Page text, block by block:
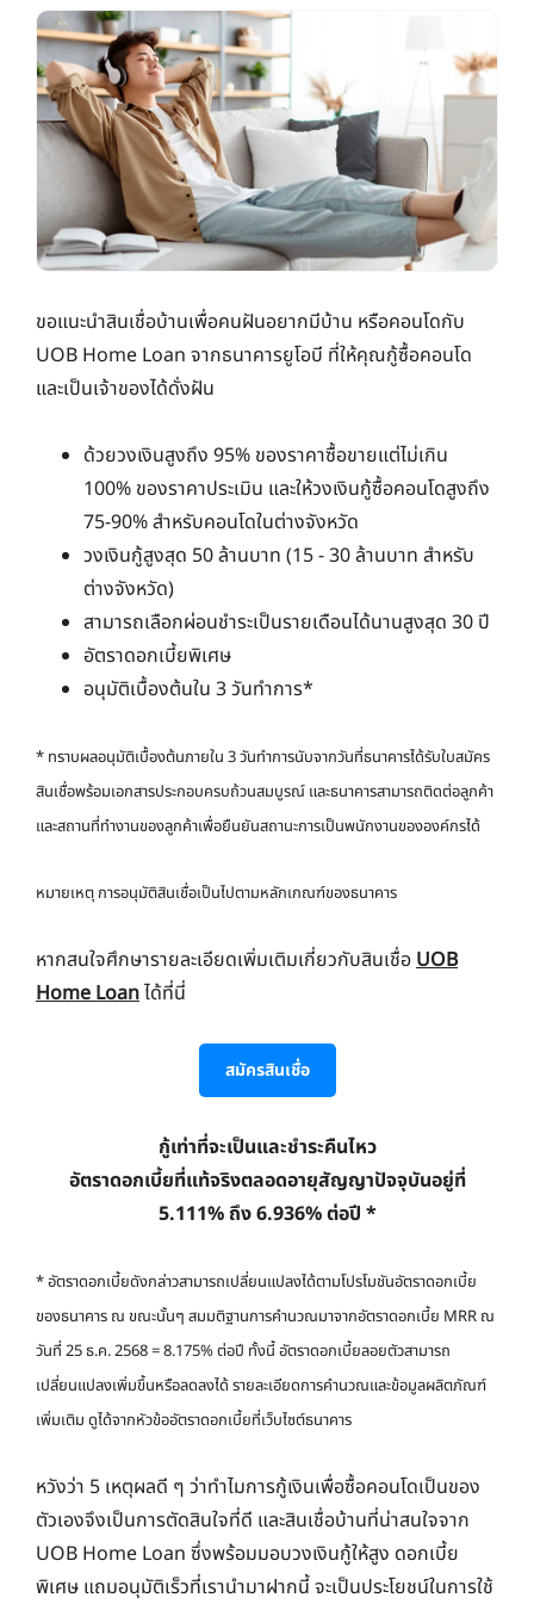
ขอแนะนำสินเชื่อบ้านเพื่อคนฝันอยากมีบ้าน หรือคอนโดกับ
UOB Home Loan จากธนาคารยูโอบี ที่ให้คุณกู้ซื้อคอนโด
และเป็นเจ้าของได้ดั่งฝัน
ด้วยวงเงินสูงถึง 95% ของราคาซื้อขายแต่ไม่เกิน
100% ของราคาประเมิน และให้วงเงินกู้ซื้อคอนโดสูงถึง
75-90% สำหรับคอนโดในต่างจังหวัด
วงเงินกู้สูงสุด 50 ล้านบาท (15 - 30 ล้านบาท สำหรับ
ต่างจังหวัด)
สามารถเลือกผ่อนชำระเป็นรายเดือนได้นานสูงสุด 30 ปี
อัตราดอกเบี้ยพิเศษ
อนุมัติเบื้องต้นใน 3 วันทำการ*
* ทราบผลอนุมัติเบื้องต้นภายใน 3 วันทำการนับจากวันที่ธนาคารได้รับใบสมัคร
สินเชื่อพร้อมเอกสารประกอบครบถ้วนสมบูรณ์ และธนาคารสามารถติดต่อลูกค้า
และสถานที่ทำงานของลูกค้าเพื่อยืนยันสถานะการเป็นพนักงานขององค์กรได้
หมายเหตุ การอนุมัติสินเชื่อเป็นไปตามหลักเกณฑ์ของธนาคาร
หากสนใจศึกษารายละเอียดเพิ่มเติมเกี่ยวกับสินเชื่อUOB
Home Loanได้ที่นี่
สมัครสินเชื่อ
กู้เท่าที่จะเป็นและชำระคืนไหว
อัตราดอกเบี้ยที่แท้จริงตลอดอายุสัญญาปัจจุบันอยู่ที่
5.111% ถึง 6.936% ต่อปี *​
* อัตราดอกเบี้ยดังกล่าวสามารถเปลี่ยนแปลงได้ตามโปรโมชันอัตราดอกเบี้ย
ของธนาคาร ณ ขณะนั้นๆ สมมติฐานการคำนวณมาจากอัตราดอกเบี้ย MRR ณ
วันที่ 25 ธ.ค. 2568 = 8.175% ต่อปี ทั้งนี้ อัตราดอกเบี้ยลอยตัวสามารถ
เปลี่ยนแปลงเพิ่มขึ้นหรือลดลงได้ รายละเอียดการคำนวณและข้อมูลผลิตภัณฑ์
เพิ่มเติม ดูได้จากหัวข้ออัตราดอกเบี้ยที่เว็บไซต์ธนาคาร​
หวังว่า 5 เหตุผลดี ๆ ว่าทำไมการกู้เงินเพื่อซื้อคอนโดเป็นของ
ตัวเองจึงเป็นการตัดสินใจที่ดี และสินเชื่อบ้านที่น่าสนใจจาก
UOB Home Loan ซึ่งพร้อมมอบวงเงินกู้ให้สูง ดอกเบี้ย
พิเศษ แถมอนุมัติเร็วที่เรานำมาฝากนี้ จะเป็นประโยชน์ในการใช้